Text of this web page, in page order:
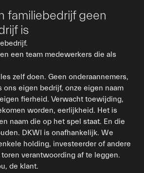
familiebedrijf geen
is
een team medewerkers die als
zelf doen. Geen onderaannemers,
ons eigen bedrijf, onze eigen naam
fierheid. Verwacht toewijding,
worden, eerlijkheid. Het is
naam die op het spel staat. En die
DKWI is onafhankelijk. We
holding, investeerder of andere
verantwoording af te leggen.
de klant.